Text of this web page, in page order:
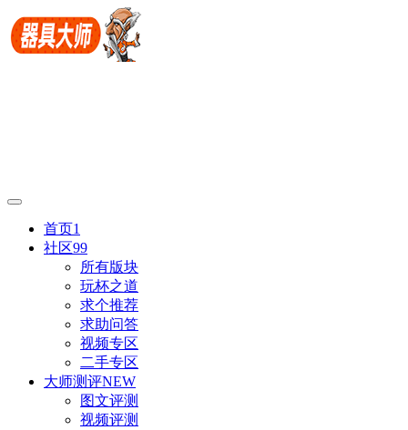
首页1
社区99
所有版块
玩杯之道
求个推荐
求助问答
视频专区
二手专区
大师测评NEW
图文评测
视频评测